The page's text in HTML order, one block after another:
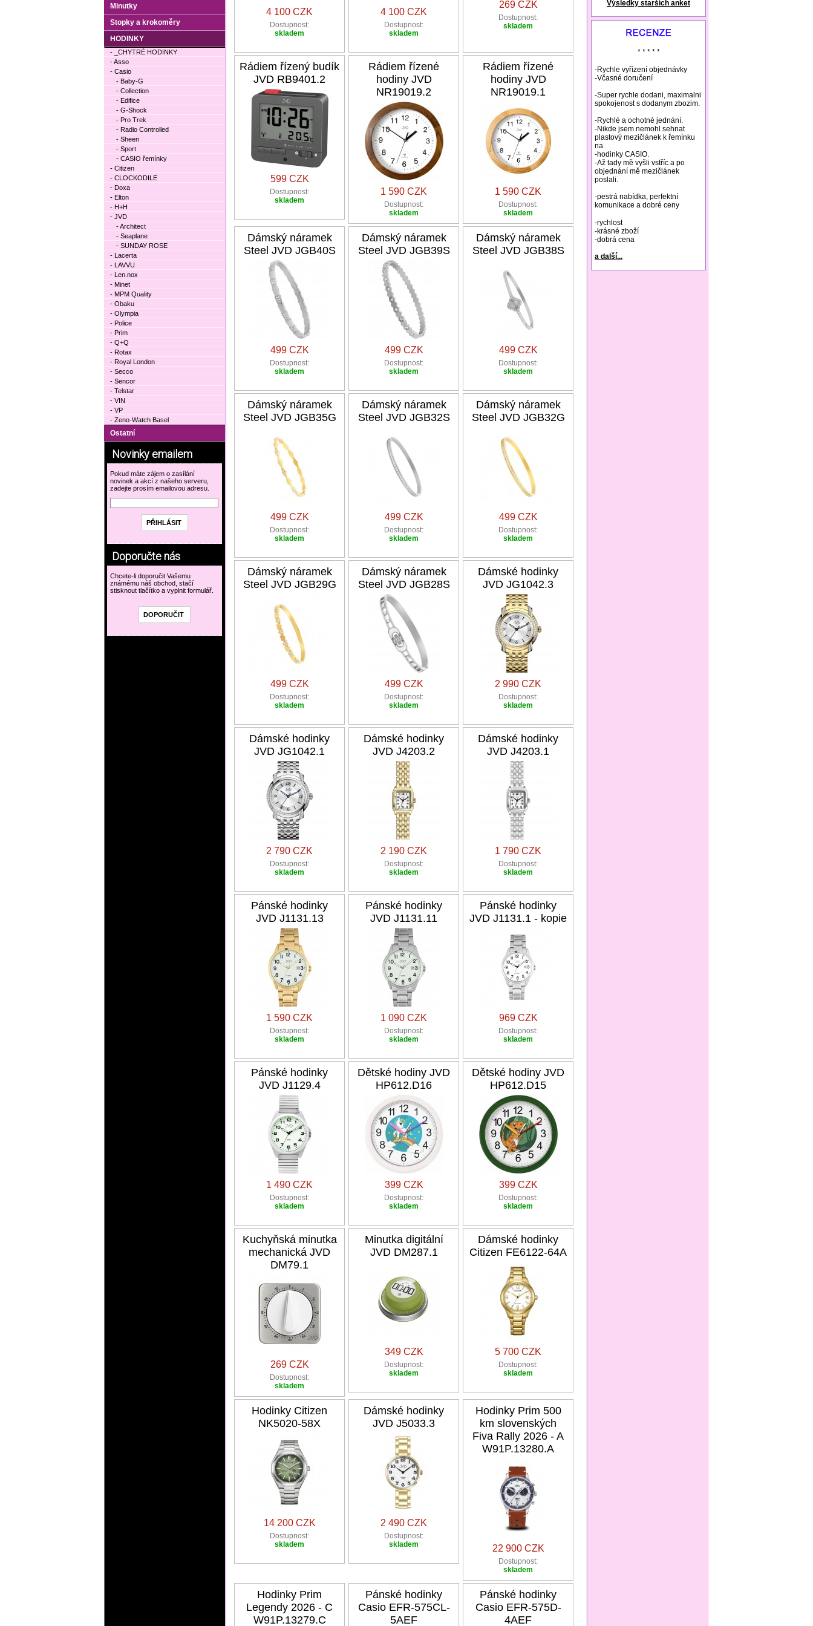
4 100 CZK
Dostupnost:
skladem
4 100 CZK
Dostupnost:
skladem
269 CZK
Dostupnost:
skladem
Rádiem řízený budík
JVD RB9401.2
599 CZK
Dostupnost:
skladem
Rádiem řízené
hodiny JVD
NR19019.2
1 590 CZK
Dostupnost:
skladem
Rádiem řízené
hodiny JVD
NR19019.1
1 590 CZK
Dostupnost:
skladem
Dámský náramek
Steel JVD JGB40S
499 CZK
Dostupnost:
skladem
Dámský náramek
Steel JVD JGB39S
499 CZK
Dostupnost:
skladem
Dámský náramek
Steel JVD JGB38S
499 CZK
Dostupnost:
skladem
Dámský náramek
Steel JVD JGB35G
499 CZK
Dostupnost:
skladem
Dámský náramek
Steel JVD JGB32S
499 CZK
Dostupnost:
skladem
Dámský náramek
Steel JVD JGB32G
499 CZK
Dostupnost:
skladem
Dámský náramek
Steel JVD JGB29G
499 CZK
Dostupnost:
skladem
Dámský náramek
Steel JVD JGB28S
499 CZK
Dostupnost:
skladem
Dámské hodinky
JVD JG1042.3
2 990 CZK
Dostupnost:
skladem
Dámské hodinky
JVD JG1042.1
2 790 CZK
Dostupnost:
skladem
Dámské hodinky
JVD J4203.2
2 190 CZK
Dostupnost:
skladem
Dámské hodinky
JVD J4203.1
1 790 CZK
Dostupnost:
skladem
Pánské hodinky
JVD J1131.13
1 590 CZK
Dostupnost:
skladem
Pánské hodinky
JVD J1131.11
1 090 CZK
Dostupnost:
skladem
Pánské hodinky
JVD J1131.1 - kopie
969 CZK
Dostupnost:
skladem
Pánské hodinky
JVD J1129.4
1 490 CZK
Dostupnost:
skladem
Dětské hodiny JVD
HP612.D16
399 CZK
Dostupnost:
skladem
Dětské hodiny JVD
HP612.D15
399 CZK
Dostupnost:
skladem
Kuchyňská minutka
mechanická JVD
DM79.1
269 CZK
Dostupnost:
skladem
Minutka digitální
JVD DM287.1
349 CZK
Dostupnost:
skladem
Dámské hodinky
Citizen FE6122-64A
5 700 CZK
Dostupnost:
skladem
Hodinky Citizen
NK5020-58X
14 200 CZK
Dostupnost:
skladem
Dámské hodinky
JVD J5033.3
2 490 CZK
Dostupnost:
skladem
Hodinky Prim 500
km slovenských
Fiva Rally 2026 - A
W91P.13280.A
22 900 CZK
Dostupnost:
skladem
Hodinky Prim
Legendy 2026 - C
W91P.13279.C
Pánské hodinky
Casio EFR-575CL-
5AEF
Pánské hodinky
Casio EFR-575D-
4AEF
natural remedies rosacea
Výsledky starších anket
* * * * *
-Rychle vyřízení objednávky
-Včasné doručení
-Super rychle dodani, maximalni
spokojenost s dodanym zbozim.
-Rychlé a ochotné jednání.
-Nikde jsem nemohl sehnat
plastový mezičlánek k řemínku
na
-hodinky CASIO.
-Až tady mě vyšli vstříc a po
objednání mě mezičlánek
poslali.
-pestrá nabídka, perfektní
komunikace a dobré ceny
-rychlost
-krásné zboží
-dobrá cena
a další...
Minutky
Stopky a krokoměry
HODINKY
- _CHYTRÉ HODINKY
- Asso
- Casio
- Baby-G
- Collection
- Edifice
- G-Shock
- Pro Trek
- Radio Controlled
- Sheen
- Sport
- CASIO řemínky
- Citizen
- CLOCKODILE
- Doxa
- Elton
- H+H
- JVD
- Architect
- Seaplane
- SUNDAY ROSE
- Lacerta
- LAVVU
- Len.nox
- Minet
- MPM Quality
- Obaku
- Olympia
- Police
- Prim
- Q+Q
- Rotax
- Royal London
- Secco
- Sencor
- Telstar
- VIN
- VP
- Zeno-Watch Basel
Ostatní
Novinky emailem
Pokud máte zájem o zasílání
novinek a akcí z našeho serveru,
zadejte prosím emailovou adresu.
Doporučte nás
Chcete-li doporučit Vašemu
známému náš obchod, stačí
stisknout tlačítko a vyplnit formulář.